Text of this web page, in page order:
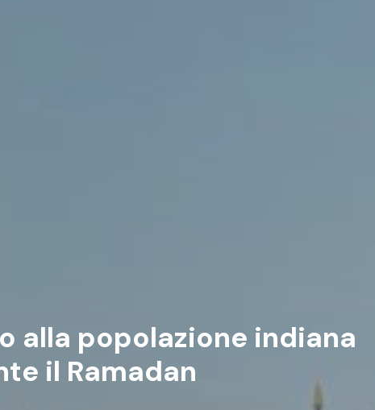
alla popolazione indiana
il Ramadan